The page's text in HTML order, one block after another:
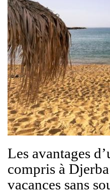
Les avantages
compris à
vacances sans